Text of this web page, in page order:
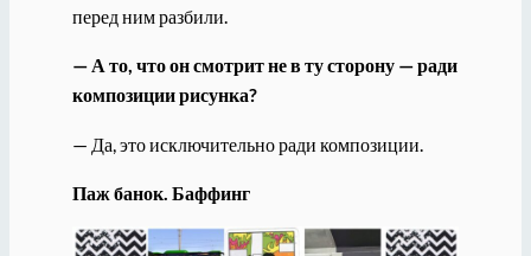
перед ним разбили.
— А то, что он смотрит не в ту сторону — ради
композиции рисунка?
— Да, это исключительно ради композиции.
Паж банок. Баффинг